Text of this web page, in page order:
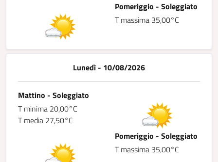
Pomeriggio - Soleggiato
T massima 35,00°C
Lunedì - 10/08/2026
Mattino - Soleggiato
T minima 20,00°C
T media 27,50°C
Pomeriggio - Soleggiato
T massima 35,00°C